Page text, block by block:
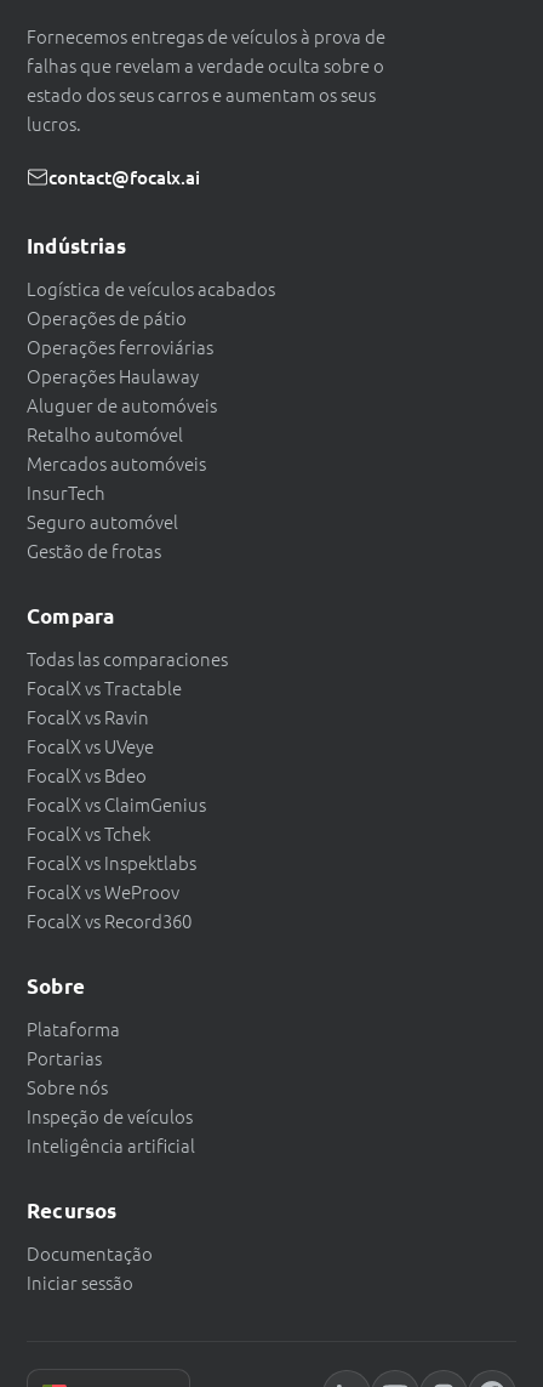
Fornecemos entregas de veículos à prova de
falhas que revelam a verdade oculta sobre o
estado dos seus carros e aumentam os seus
lucros.
contact@focalx.ai
Indústrias
Logística de veículos acabados
Operações de pátio
Operações ferroviárias
Operações Haulaway
Aluguer de automóveis
Retalho automóvel
Mercados automóveis
InsurTech
Seguro automóvel
Gestão de frotas
Compara
Todas las comparaciones
FocalX vs Tractable
FocalX vs Ravin
FocalX vs UVeye
FocalX vs Bdeo
FocalX vs ClaimGenius
FocalX vs Tchek
FocalX vs Inspektlabs
FocalX vs WeProov
FocalX vs Record360
Sobre
Plataforma
Portarias
Sobre nós
Inspeção de veículos
Inteligência artificial
Recursos
Documentação
Iniciar sessão